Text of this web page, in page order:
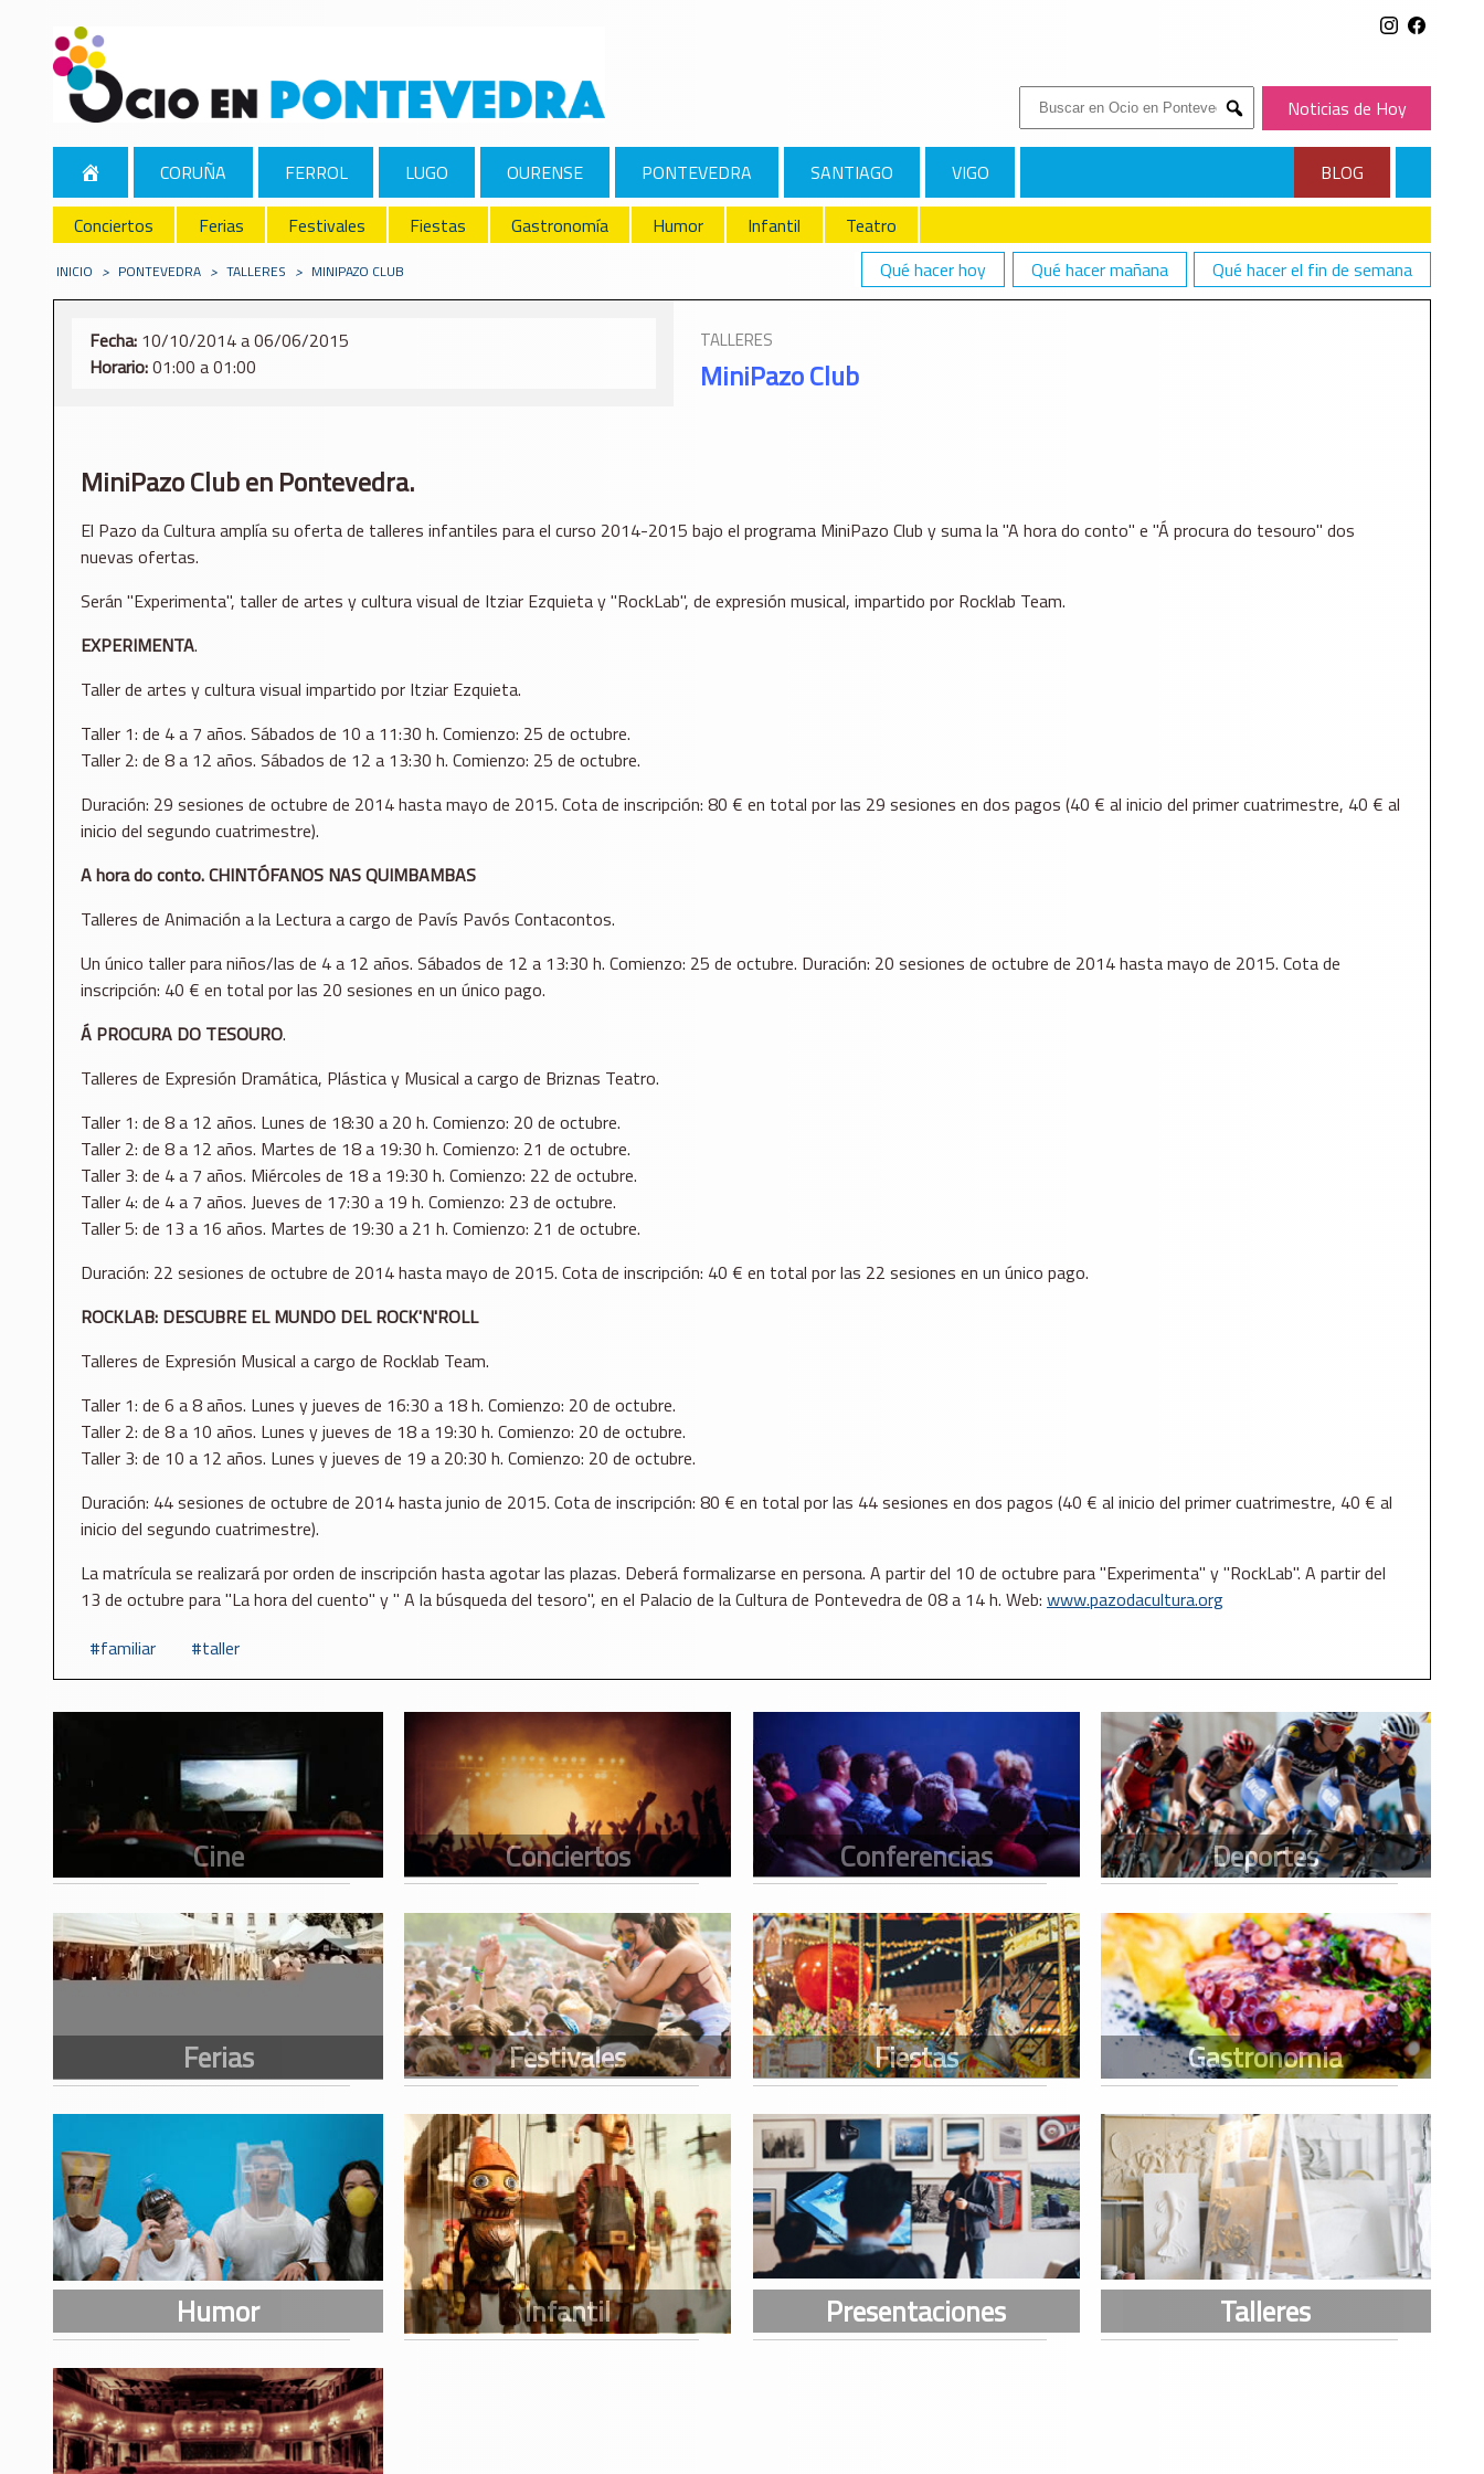
Buscar:
Submit
Noticias de Hoy
CORUÑA FERROL LUGO OURENSE PONTEVEDRA SANTIAGO VIGO
BLOG
Conciertos
Ferias Festivales Fiestas Gastronomía Humor Infantil
Teatro
Qué hacer hoy
Qué hacer mañana Qué hacer el fin de semana
INICIO > PONTEVEDRA > TALLERES > MINIPAZO CLUB
Fecha: 10/10/2014 a 06/06/2015
Horario:01:00 a 01:00
TALLERES
MiniPazo Club
MiniPazo Club en Pontevedra.
El Pazo da Cultura amplía su oferta de talleres infantiles para el curso 2014-2015 bajo el programa MiniPazo Club y suma la "A hora do conto" e "Á procura do tesouro" dos
nuevas ofertas.
Serán "Experimenta", taller de artes y cultura visual de Itziar Ezquieta y "RockLab", de expresión musical, impartido por Rocklab Team.
EXPERIMENTA.
Taller de artes y cultura visual impartido por Itziar Ezquieta.
Taller 1: de 4 a 7 años. Sábados de 10 a 11:30 h. Comienzo: 25 de octubre.
Taller 2: de 8 a 12 años. Sábados de 12 a 13:30 h. Comienzo: 25 de octubre.
Duración: 29 sesiones de octubre de 2014 hasta mayo de 2015. Cota de inscripción: 80 € en total por las 29 sesiones en dos pagos (40 € al inicio del primer cuatrimestre, 40 € al
inicio del segundo cuatrimestre).
A hora do conto. CHINTÓFANOS NAS QUIMBAMBAS
Talleres de Animación a la Lectura a cargo de Pavís Pavós Contacontos.
Un único taller para niños/las de 4 a 12 años. Sábados de 12 a 13:30 h. Comienzo: 25 de octubre. Duración: 20 sesiones de octubre de 2014 hasta mayo de 2015. Cota de
inscripción: 40 € en total por las 20 sesiones en un único pago.
Á PROCURA DO TESOURO.
Talleres de Expresión Dramática, Plástica y Musical a cargo de Briznas Teatro.
Taller 1: de 8 a 12 años. Lunes de 18:30 a 20 h. Comienzo: 20 de octubre.
Taller 2: de 8 a 12 años. Martes de 18 a 19:30 h. Comienzo: 21 de octubre.
Taller 3: de 4 a 7 años. Miércoles de 18 a 19:30 h. Comienzo: 22 de octubre.
Taller 4: de 4 a 7 años. Jueves de 17:30 a 19 h. Comienzo: 23 de octubre.
Taller 5: de 13 a 16 años. Martes de 19:30 a 21 h. Comienzo: 21 de octubre.
Duración: 22 sesiones de octubre de 2014 hasta mayo de 2015. Cota de inscripción: 40 € en total por las 22 sesiones en un único pago.
ROCKLAB: DESCUBRE EL MUNDO DEL ROCK'N'ROLL
Talleres de Expresión Musical a cargo de Rocklab Team.
Taller 1: de 6 a 8 años. Lunes y jueves de 16:30 a 18 h. Comienzo: 20 de octubre.
Taller 2: de 8 a 10 años. Lunes y jueves de 18 a 19:30 h. Comienzo: 20 de octubre.
Taller 3: de 10 a 12 años. Lunes y jueves de 19 a 20:30 h. Comienzo: 20 de octubre.
Duración: 44 sesiones de octubre de 2014 hasta junio de 2015. Cota de inscripción: 80 € en total por las 44 sesiones en dos pagos (40 € al inicio del primer cuatrimestre, 40 € al
inicio del segundo cuatrimestre).
La matrícula se realizará por orden de inscripción hasta agotar las plazas. Deberá formalizarse en persona. A partir del 10 de octubre para "Experimenta" y "RockLab". A partir del
13 de octubre para "La hora del cuento" y " A la búsqueda del tesoro", en el Palacio de la Cultura de Pontevedra de 08 a 14 h. Web: www.pazodacultura.org
familiar
taller